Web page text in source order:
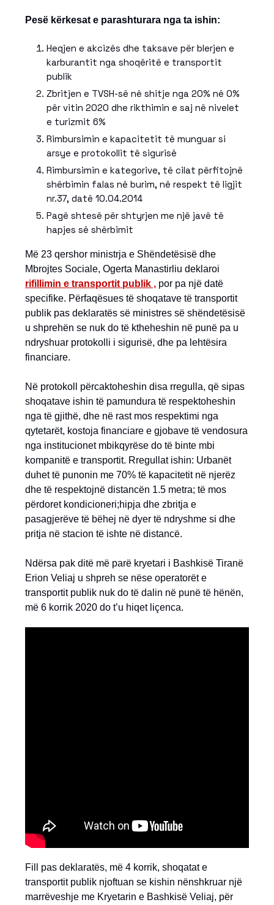
Pesë kërkesat e parashturara nga ta ishin:
Heqjen e akcizës dhe taksave për blerjen e
karburantit nga shoqëritë e transportit
publik
Zbritjen e TVSH-së në shitje nga 20% në 0%
për vitin 2020 dhe rikthimin e saj në nivelet
e turizmit 6%
Rimbursimin e kapacitetit të munguar si
arsye e protokollit të sigurisë
Rimbursimin e kategorive, të cilat përfitojnë
shërbimin falas në burim, në respekt të ligjit
nr.37, datë 10.04.2014
Pagë shtesë për shtyrjen me një javë të
hapjes së shërbimit
Më 23 qershor ministrja e Shëndetësisë dhe
Mbrojtes Sociale, Ogerta Manastirliu deklaroi
rifillimin e transportit publik , por pa një datë
specifike. Përfaqësues të shoqatave të transportit
publik pas deklaratës së ministres së shëndetësisë
u shprehën se nuk do të ktheheshin në punë pa u
ndryshuar protokolli i sigurisë, dhe pa lehtësira
financiare.
Në protokoll përcaktoheshin disa rregulla, që sipas
shoqatave ishin të pamundura të respektoheshin
nga të gjithë, dhe në rast mos respektimi nga
qytetarët, kostoja financiare e gjobave të vendosura
nga institucionet mbikqyrëse do të binte mbi
kompanitë e transportit. Rregullat ishin: Urbanët
duhet të punonin me 70% të kapacitetit në njerëz
dhe të respektojnë distancën 1.5 metra; të mos
përdoret kondicioneri;hipja dhe zbritja e
pasagjerëve të bëhej në dyer të ndryshme si dhe
pritja në stacion të ishte në distancë.
Ndërsa pak ditë më parë kryetari i Bashkisë Tiranë
Erion Veliaj u shpreh se nëse operatorët e
transportit publik nuk do të dalin në punë të hënën,
më 6 korrik 2020 do t’u hiqet liçenca.
Fill pas deklaratës, më 4 korrik, shoqatat e
transportit publik njoftuan se kishin nënshkruar një
marrëveshje me Kryetarin e Bashkisë Veliaj, për